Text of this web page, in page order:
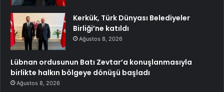
Kerkük, Türk Dünyası Belediyeler
Birliği’ne katıldı
Ağustos 8, 2026
Lübnan ordusunun Batı Zevtar’a konuşlanmasıyla
birlikte halkın bölgeye dönüşü başladı
Ağustos 8, 2026